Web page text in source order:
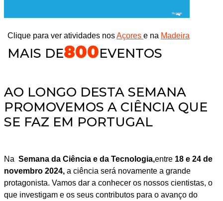
Clique para ver atividades nosAçores e na Madeira
MAIS DE800EVENTOS
AO LONGO DESTA SEMANA
PROMOVEMOS A CIÊNCIA QUE
SE FAZ EM PORTUGAL
Na Semana da Ciência e da Tecnologia,entre18 e 24 de
novembro 2024, a ciência será novamente a grande
protagonista. Vamos dar a conhecer os nossos cientistas, o
que investigam e os seus contributos para o avanço do